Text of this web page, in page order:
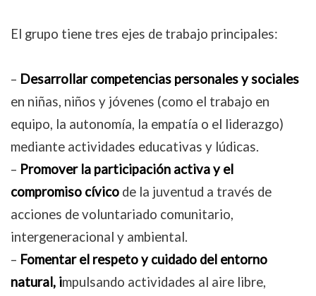
El grupo tiene tres ejes de trabajo principales:
– Desarrollar competencias personales y sociales
en niñas, niños y jóvenes (como el trabajo en
equipo, la autonomía, la empatía o el liderazgo)
mediante actividades educativas y lúdicas.
– Promover la participación activa y el
compromiso cívico de la juventud a través de
acciones de voluntariado comunitario,
intergeneracional y ambiental.
– Fomentar el respeto y cuidado del entorno
natural, impulsando actividades al aire libre,